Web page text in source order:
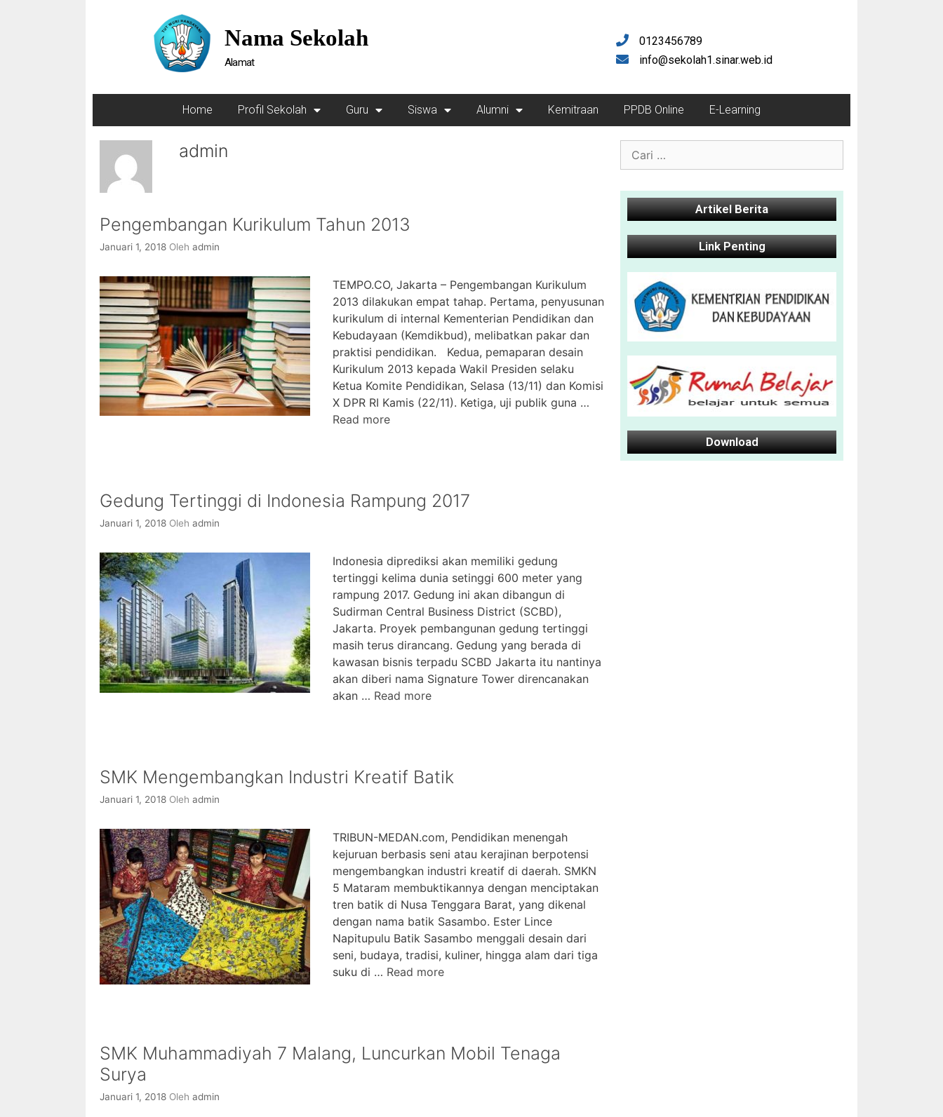
Nama Sekolah
Alamat
0123456789
info@sekolah1.sinar.web.id
Home Profil Sekolah Guru Siswa Alumni Kemitraan PPDB Online E-Learning
admin
Pengembangan Kurikulum Tahun 2013
Januari 1, 2018 Oleh admin
TEMPO.CO, Jakarta – Pengembangan Kurikulum
2013 dilakukan empat tahap. Pertama, penyusunan
kurikulum di internal Kementerian Pendidikan dan
Kebudayaan (Kemdikbud), melibatkan pakar dan
praktisi pendidikan. Kedua, pemaparan desain
Kurikulum 2013 kepada Wakil Presiden selaku
Ketua Komite Pendidikan, Selasa (13/11) dan Komisi
X DPR RI Kamis (22/11). Ketiga, uji publik guna …
Read more
Gedung Tertinggi di Indonesia Rampung 2017
Januari 1, 2018 Oleh admin
Indonesia diprediksi akan memiliki gedung
tertinggi kelima dunia setinggi 600 meter yang
rampung 2017. Gedung ini akan dibangun di
Sudirman Central Business District (SCBD),
Jakarta. Proyek pembangunan gedung tertinggi
masih terus dirancang. Gedung yang berada di
kawasan bisnis terpadu SCBD Jakarta itu nantinya
akan diberi nama Signature Tower direncanakan
akan … Read more
SMK Mengembangkan Industri Kreatif Batik
Januari 1, 2018 Oleh admin
TRIBUN-MEDAN.com, Pendidikan menengah
kejuruan berbasis seni atau kerajinan berpotensi
mengembangkan industri kreatif di daerah. SMKN
5 Mataram membuktikannya dengan menciptakan
tren batik di Nusa Tenggara Barat, yang dikenal
dengan nama batik Sasambo. Ester Lince
Napitupulu Batik Sasambo menggali desain dari
seni, budaya, tradisi, kuliner, hingga alam dari tiga
suku di … Read more
SMK Muhammadiyah 7 Malang, Luncurkan Mobil Tenaga
Surya
Januari 1, 2018 Oleh admin
Artikel Berita
Link Penting
Download